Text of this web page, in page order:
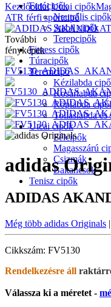
Futócipők
Neutrális cipők
Stabil cipők
Terepcipők
Fitness cipők
Túracipők
Teremcipő
Kézilabda
Kosárlabda
Röplabda
Tollaslabda és
Utcai cipők
Félcipők
Magasszárú
Csizmák
Bakancsok
Tenisz cipők
Kezdőoldal Utcai cipők
ATR férfi sportcipő
További
fényképek
adidas
ADIDAS
Még több adidas Originals |
Cikkszám: FV5130
Rendelkezésre áll
Válassza ki a méretet -